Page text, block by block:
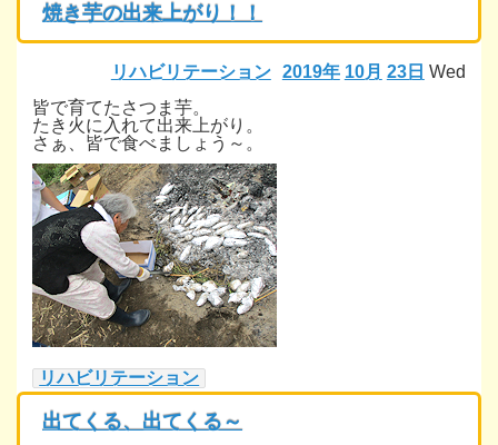
焼き芋の出来上がり！！
2019年 10月 23日 Wed
リハビリテーション
皆で育てたさつま芋。
たき火に入れて出来上がり。
さぁ、皆で食べましょう～。
リハビリテーション
出てくる、出てくる～